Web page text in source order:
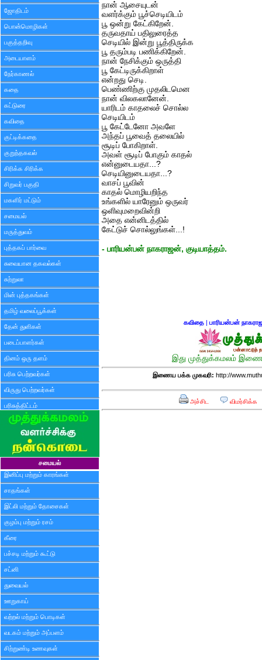
ஜோதிடம்
பொன்மொழிகள்
பகுத்தறிவு
அடையாளம்
நேர்காணல்
கதை
கட்டுரை
கவிதை
குட்டிக்கதை
குறுந்தகவல்
சிரிக்க சிரிக்க
சிறுவர் பகுதி
மகளிர் மட்டும்
சமையல்
மருத்துவம்
புத்தகப் பார்வை
சுவையான தகவல்கள்
சுற்றுலா
மின் புத்தகங்கள்
தமிழ் வலைப்பூக்கள்
தேன் துளிகள்
படைப்பாளர்கள்
தினம் ஒரு தளம்
பரிசு பெற்றவர்கள்
விருது பெற்றவர்கள்
பரிசுத்திட்டம்
சமையல்
இனிப்பு மற்றும் காரங்கள்
சாதங்கள்
இட்லி மற்றும் தோசைகள்
குழம்பு மற்றும் ரசம்
கீரை
பச்சடி மற்றும் கூட்டு
சட்னி
துவையல்
ஊறுகாய்
வற்றல் மற்றும் பொடிகள்
வடகம் மற்றும் அப்பளம்
சிற்றுண்டி உணவுகள்
நான் ஆசையுடன்
வளர்க்கும் பூச்செடியிடம்
பூ ஒன்று கேட்கிறேன்.
தருவதாய் பதிலுரைத்த
செடியில் இன்று பூத்திருக்க
பூ தரும்படி பணிக்கிறேன்.
நான் நேசிக்கும் ஒருத்தி
பூ கேட்டிருக்கிறாள்
என்றது செடி.
பெண்ணிற்கு முதலிடமென
நான் விலகலானேன்.
யாரிடம் காதலைச் சொல்ல
செடியிடம்
பூ கேட்டேனோ அவளே
அந்தப் பூவைத் தலையில்
சூடிப் போகிறாள்.
அவள் சூடிப் போகும் காதல்
என்னுடையதா...?
செடியினுடையதா...?
வாசப் பூவின்
காதல் மொழியறிந்த
உங்களில் யாரேனும் ஒருவர்
ஒளிவுமறைவின்றி
அதை என்னிடத்தில்
கேட்டுச் சொல்லுங்கள்...!
- பாரியன்பன் நாகராஜன், குடியாத்தம்.
கவிதை| பாரியன்பன்
இது முத்துக்கமலம்
இணைய பக்க முகவரி: http://
அச்சிட விமர்சிக்க